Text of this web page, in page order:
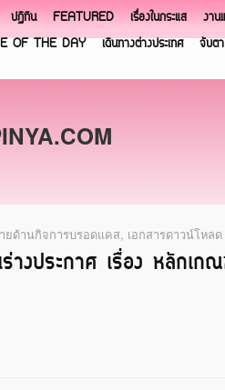
ปฏิทิน FEATURED เรื่องในกระแส งาน
OF THE DAY เดินทางต่างประเทศ จับต
ยด้านกิจการบรอดแคส, เอกสารดาวน์โหลด
างประกาศ เรื่อง หลักเก